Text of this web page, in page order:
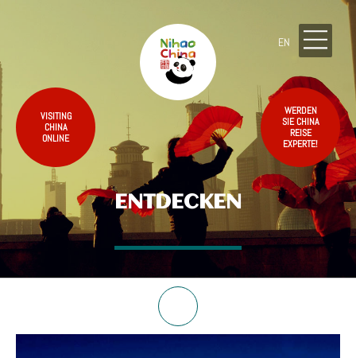
WERDEN
SIE CHINA
REISE
EXPERTE!
VISITING
CHINA
ONLINE
EN
ENTDECKEN